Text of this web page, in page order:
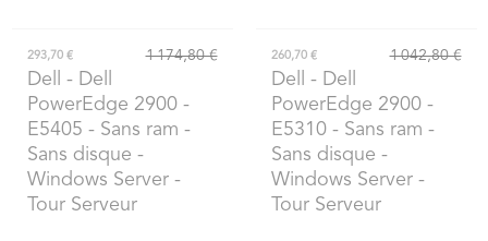
293,70 € 1 174,80 €
Dell
- Dell
PowerEdge 2900 -
E5405 - Sans ram -
Sans disque -
Windows Server -
Tour Serveur
260,70 € 1 042,80 €
Dell
- Dell
PowerEdge 2900 -
E5310 - Sans ram -
Sans disque -
Windows Server -
Tour Serveur